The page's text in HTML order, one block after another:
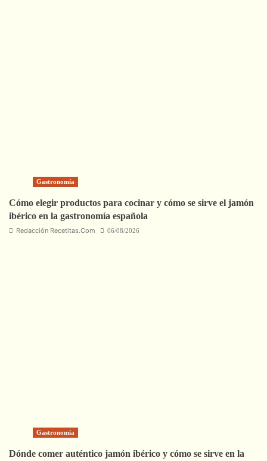
Gastronomía
Cómo elegir productos para cocinar y cómo se sirve el jamón
ibérico en la gastronomía española
Redacción Recetitas.Com 06/08/2026
Gastronomía
Dónde comer auténtico jamón ibérico y cómo se sirve en la